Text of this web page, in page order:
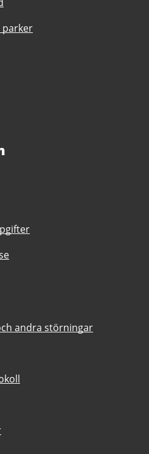
parker
andra störningar